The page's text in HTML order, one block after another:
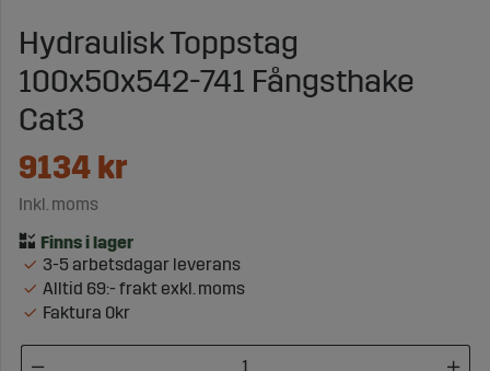
Hydraulisk Toppstag
100x50x542-741 Fångsthake
Cat3
9134kr
Inkl. moms
3-5 arbetsdagar leverans
Alltid 69:- frakt exkl. moms
Faktura 0kr